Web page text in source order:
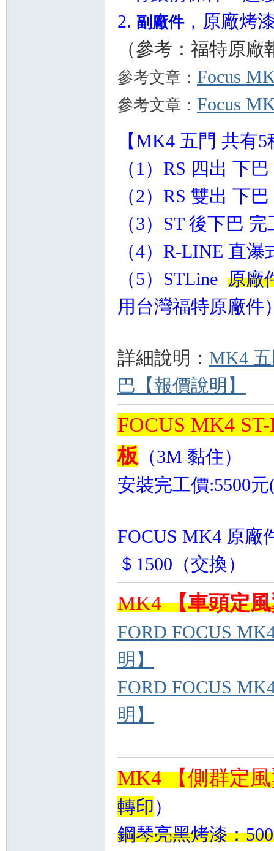
2. 副廠件，原廠烤
（參考：福特原
參考文章： Focus
參考文章： Focus
【MK4 五門 共有
（1）RS 四出 下
（2）RS 雙出 下
（3）ST 後下巴
（4）R-LINE 直
（5）STLine 原廠
用台灣福特原廠件
詳細說明： MK4
巴【報價說明】
FOCUS MK4
板 （3M 黏住）
安裝完工價:5500
FOCUS MK4 原廠
＄1500（交換）
MK4【車頭定
FORD FOCUS
明】
FORD FOCUS
明】
MK4 【側群定
轉印）
鋼琴亮黑烤漆：